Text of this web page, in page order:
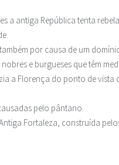
a antiga República tenta
por causa de um
e burgueses que têm
a Florença do ponto de
pelo pântano.
Fortaleza, construída